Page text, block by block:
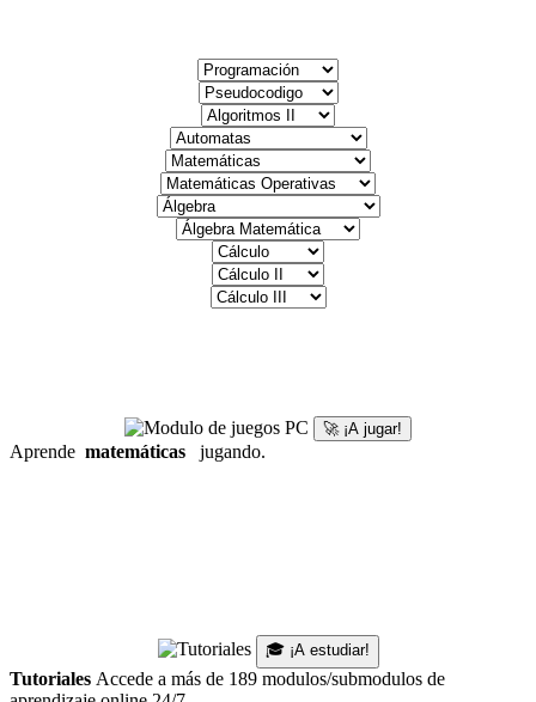
🚀 ¡A jugar!
Aprende matemáticas jugando.
🎓 ¡A estudiar!
Tutoriales Accede a más de 189 modulos/submodulos de